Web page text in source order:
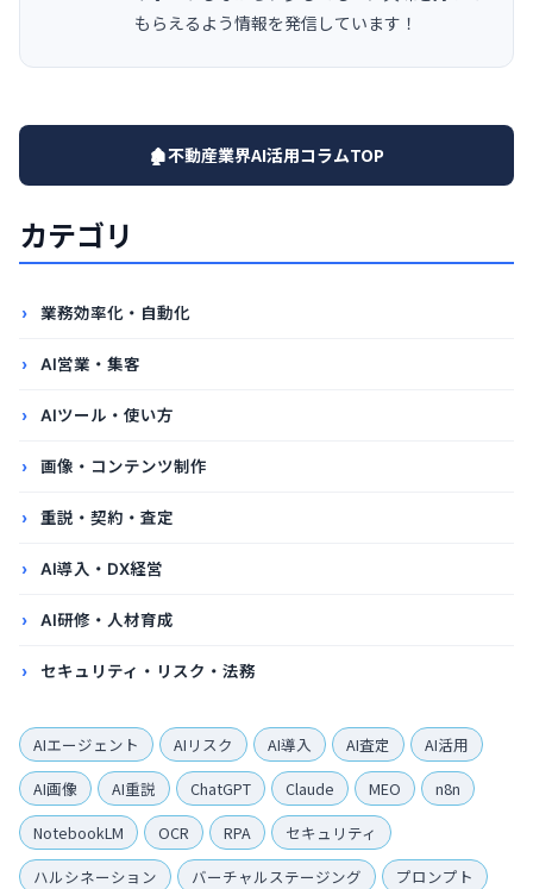
もらえるよう情報を発信しています！
🏚️不動産業界AI活用コラムTOP
カテゴリ
業務効率化・自動化
AI営業・集客
AIツール・使い方
画像・コンテンツ制作
重説・契約・査定
AI導入・DX経営
AI研修・人材育成
セキュリティ・リスク・法務
AIエージェント AIリスク AI導入 AI査定
AI活用
AI画像
AI重説 ChatGPT Claude MEO
n8n
NotebookLM
OCR RPA
セキュリティ
ハルシネーション
バーチャルステージング
プロンプト